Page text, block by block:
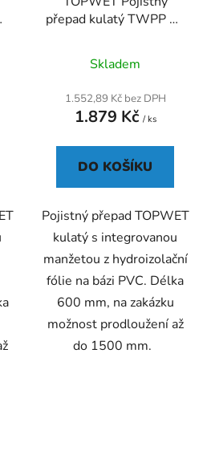
přepad kulatý TWPP 50
hodnocení
produktu
je
z
Skladem
1.552,89 Kč bez DPH
1.879 Kč / ks
DO KOŠÍKU
Pojistný přepad TOPWET
kulatý s integrovanou
manžetou z hydroizolační
fólie na bázi PVC. Délka
600 mm, na zakázku
možnost prodloužení až
do 1500 mm.